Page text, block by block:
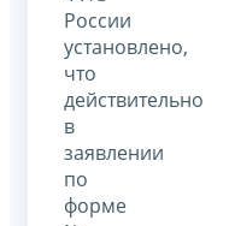
России
установлено,
что
действительно
в
заявлении
по
форме